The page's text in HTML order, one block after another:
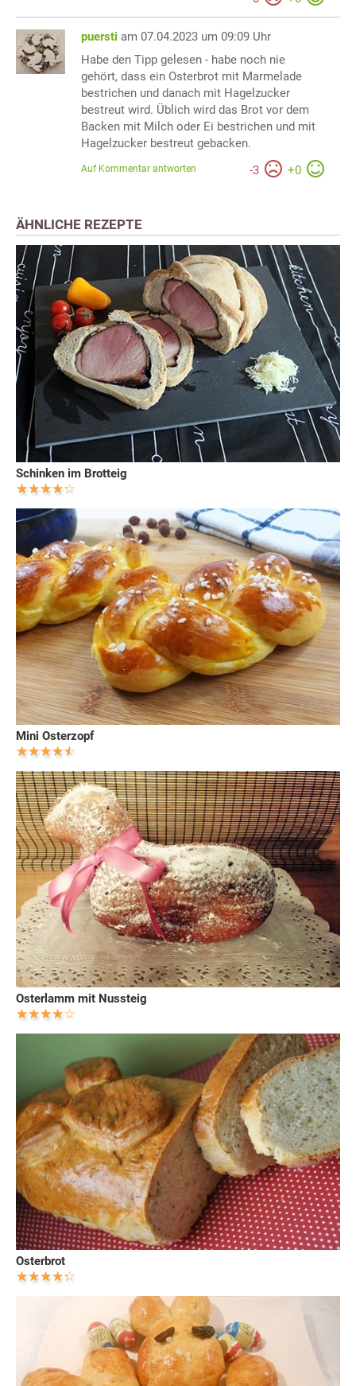
puersti am 07.04.2023 um 09:09 Uhr
Habe den Tipp gelesen - habe noch nie
gehört, dass ein Osterbrot mit Marmelade
bestrichen und danach mit Hagelzucker
bestreut wird. Üblich wird das Brot vor dem
Backen mit Milch oder Ei bestrichen und mit
Hagelzucker bestreut gebacken.
-3 +0
Auf Kommentar antworten
ÄHNLICHE REZEPTE
Schinken im Brotteig
Mini Osterzopf
Osterlamm mit Nussteig
Osterbrot